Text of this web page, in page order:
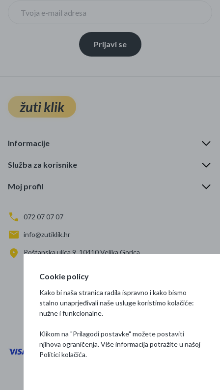
Prijavi se
žuti klik
Informacije
Služba za korisnike
Moj profil
072 07 07 07
info@zutiklik.hr
Poštanska ulica 9, 10410 Velika Gorica
Prati nas
Cookie policy
Kako bi naša stranica radila ispravno i kako bismo
stalno unaprjeđivali naše usluge koristimo kolačiće:
nužne i funkcionalne.
Klikom na "Prilagodi postavke" možete postaviti
njihova ograničenja. Više informacija potražite u našoj
Politici kolačića.